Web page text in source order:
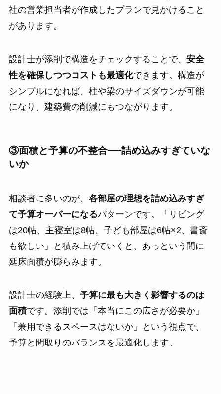
社の営業担当者が作成したプランで見かけること
があります。
設計士が添削で構造をチェックすることで、 安全
性を確保しつつコストも最適化できます。構造が
シンプルになれば、柱や梁のサイズダウンが可能
になり、建築費の削減にもつながります。
③面積と予算の不整合──詰め込みすぎていな
いか
相談者に多いのが、 各部屋の理想を詰め込みすぎ
て予算オーバーになるパターンです。「リビング
は20帖、主寝室は8帖、子ども部屋は6帖×2、書斎
も欲しい」と積み上げていくと、あっという間に
延床面積が膨らみます。
設計士の経験上、 予算に最も大きく影響するのは
面積です。添削では「本当にこの広さが必要か」
「兼用できるスペースはないか」という視点で、
予算と間取りのバランスを最適化します。